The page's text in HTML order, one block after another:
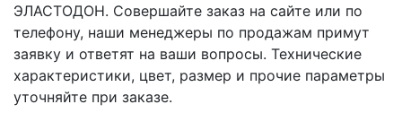
ЭЛАСТОДОН. Совершайте заказ на сайте или по
телефону, наши менеджеры по продажам примут
заявку и ответят на ваши вопросы. Технические
характеристики, цвет, размер и прочие параметры
уточняйте при заказе.